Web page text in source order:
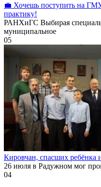
💼 Хочешь поступить на
практику!
РАНХиГС Выбирая
муниципальное
05
Кировчан, спасших
26 июля в Радужном мог
04